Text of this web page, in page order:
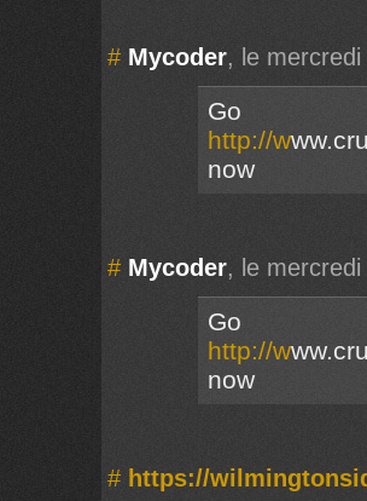
# Mycoder, le
Go
http://w
now
# Mycoder, le
Go
http://w
now
# https://